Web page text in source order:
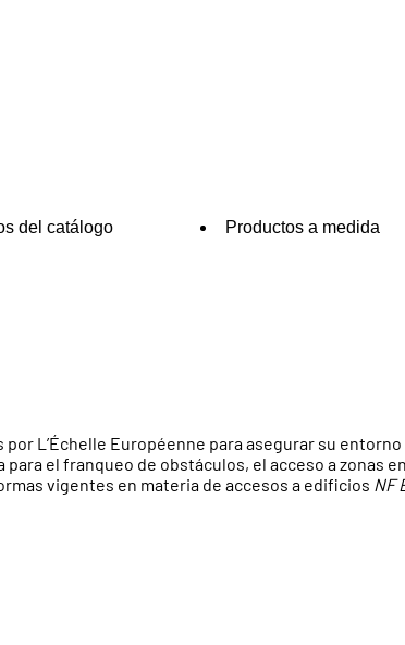
del catálogo Productos a medida
L’Échelle Européenne para asegurar su
el franqueo de obstáculos, el acceso a zonas
vigentes en materia de accesos a edificios NF